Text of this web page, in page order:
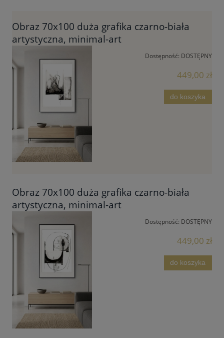
Obraz 70x100 duża grafika czarno-biała
artystyczna, minimal-art
Dostępność: DOSTĘPNY
449,00 zł
do koszyka
Obraz 70x100 duża grafika czarno-biała
artystyczna, minimal-art
Dostępność: DOSTĘPNY
449,00 zł
do koszyka